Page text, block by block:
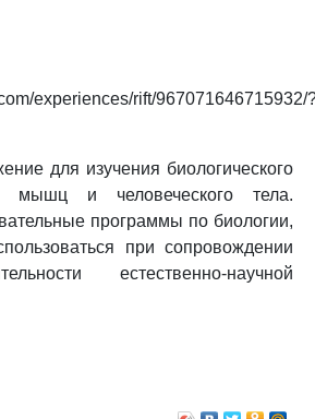
experiences/rift/967071646715932/
для изучения биологического
мышц и человеческого тела.
программы по биологии,
при сопровождении
естественно-научной